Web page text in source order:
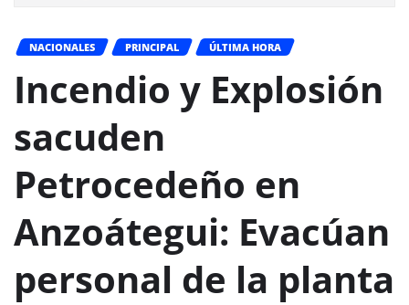
NACIONALES PRINCIPAL ÚLTIMA HORA
Incendio y Explosión
sacuden
Petrocedeño en
Anzoátegui: Evacúan
personal de la planta